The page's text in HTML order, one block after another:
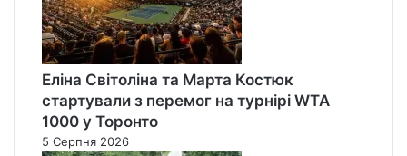
Еліна Світоліна та Марта Костюк
стартували з перемог на турнірі WTA
1000 у Торонто
5 Серпня 2026